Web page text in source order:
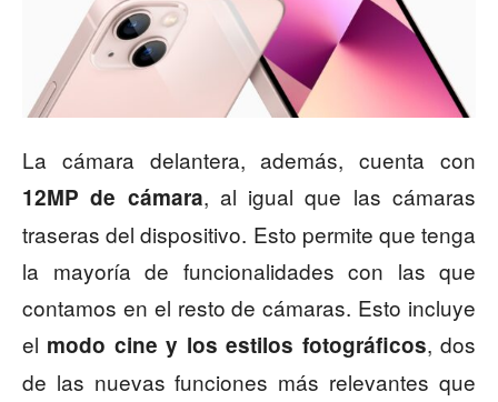
La cámara delantera, además, cuenta con
12MP de cámara, al igual que las cámaras
traseras del dispositivo. Esto permite que tenga
la mayoría de funcionalidades con las que
contamos en el resto de cámaras. Esto incluye
el modo cine y los estilos fotográficos, dos
de las nuevas funciones más relevantes que